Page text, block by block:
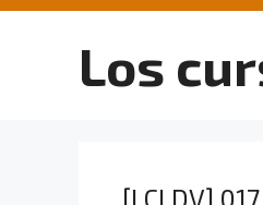
Saltar
Los
[LCLDV]